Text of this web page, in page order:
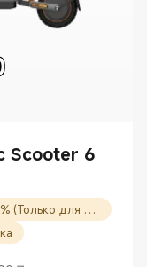
Scooter 6
Купон на скидку 10% (Только для новых пользователей)